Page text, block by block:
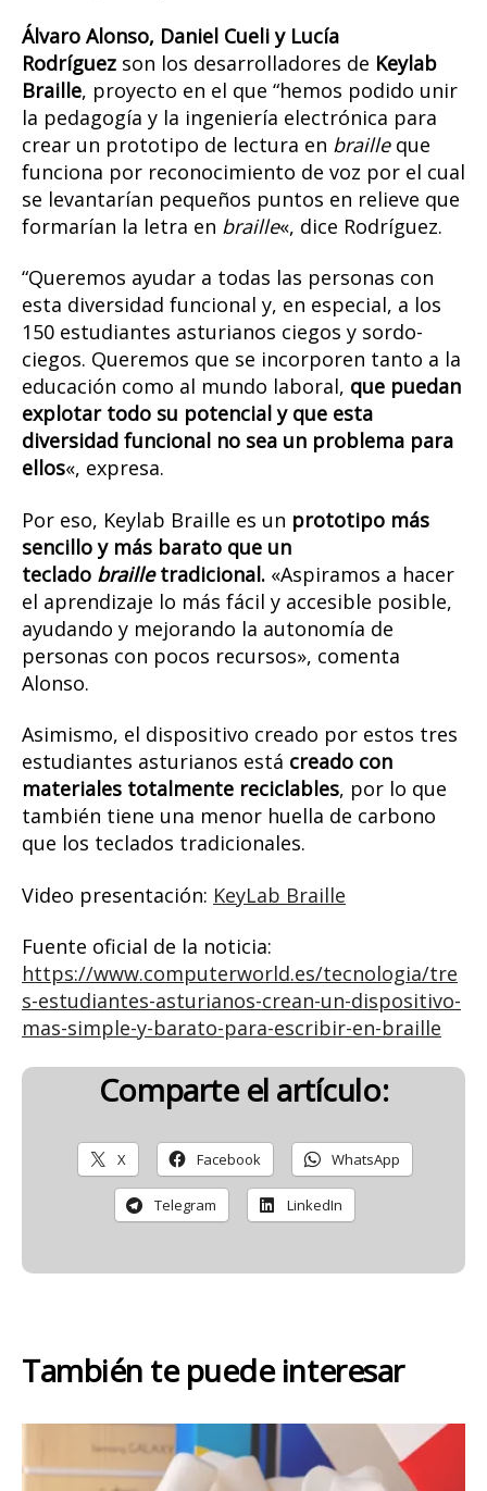
Álvaro Alonso, Daniel Cueli y Lucía
Rodríguez son los desarrolladores de Keylab
Braille, proyecto en el que “hemos podido unir
la pedagogía y la ingeniería electrónica para
crear un prototipo de lectura en braille que
funciona por reconocimiento de voz por el cual
se levantarían pequeños puntos en relieve que
formarían la letra en braille«, dice Rodríguez.
“Queremos ayudar a todas las personas con
esta diversidad funcional y, en especial, a los
150 estudiantes asturianos ciegos y sordo-
ciegos. Queremos que se incorporen tanto a la
educación como al mundo laboral, que puedan
explotar todo su potencial y que esta
diversidad funcional no sea un problema para
ellos«, expresa.
Por eso, Keylab Braille es un prototipo más
sencillo y más barato que un
teclado brailletradicional. «Aspiramos a hacer
el aprendizaje lo más fácil y accesible posible,
ayudando y mejorando la autonomía de
personas con pocos recursos», comenta
Alonso.
Asimismo, el dispositivo creado por estos tres
estudiantes asturianos está creado con
materiales totalmente reciclables, por lo que
también tiene una menor huella de carbono
que los teclados tradicionales.
Video presentación: KeyLab Braille
Fuente oficial de la noticia:
https://www.computerworld.es/tecnologia/tre
s-estudiantes-asturianos-crean-un-dispositivo-
mas-simple-y-barato-para-escribir-en-braille
Comparte el artículo:
X Facebook WhatsApp
Telegram LinkedIn
También te puede interesar